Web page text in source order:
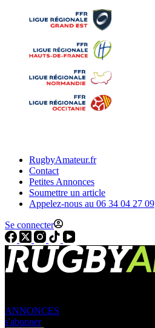
RugbyAmateur.fr
Contact
Petites Annonces
Soumettre un article
Appelez-nous au 06 34 04 27 09
Se connecter
ANNONCES
s'abonner